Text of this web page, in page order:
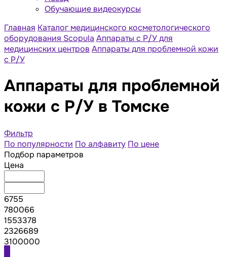
Обучающие видеокурсы
Главная Каталог медицинского косметологического
оборудования Scopula Аппараты с Р/У для
медицинских центров Аппараты для проблемной кожи
с Р/У
Аппараты для проблемной
кожи с Р/У в Томске
Фильтр
По популярности По алфавиту По цене
Подбор параметров
Цена
6755
780066
1553378
2326689
3100000